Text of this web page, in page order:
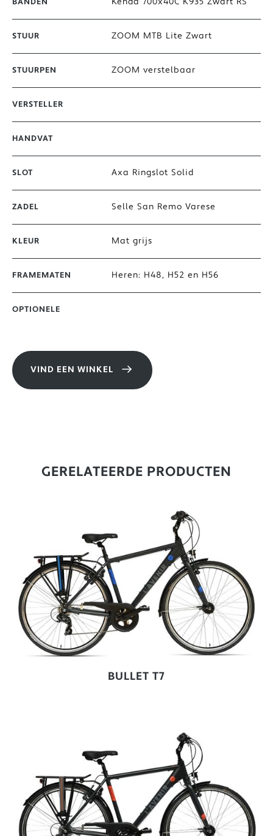
BANDEN
STUUR ZOOM MTB Lite Zwart
STUURPEN ZOOM verstelbaar
VERSTELLER
HANDVAT
SLOT Axa Ringslot Solid
ZADEL Selle San Remo Varese
KLEUR Mat grijs
FRAMEMATEN Heren: H48, H52 en H56
OPTIONELE
VIND EEN WINKEL
GERELATEERDE PRODUCTEN
BULLET T7